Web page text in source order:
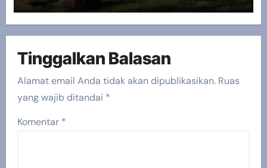
Tinggalkan Balasan
Alamat email Anda tidak akan dipublikasikan. Ruas
yang wajib ditandai *
Komentar *